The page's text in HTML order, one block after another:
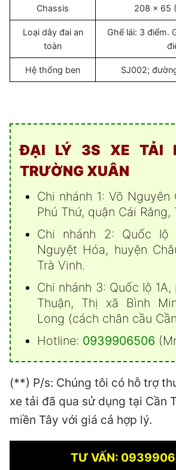
Chassis 208 x 65
Loại dây đai an
toàn
Ghế lái: 3 điểm.
Hệ thống ben SJ002;
ĐẠI LÝ 3S XE TẢI
TRƯỜNG XUÂN
Chi nhánh 1: Võ Nguyên
Phú Thứ, quận Cái Răng,
Chi nhánh 2: Quốc lộ
Nguyệt Hóa, huyện
Trà Vinh.
Chi nhánh 3: Quốc lộ
Thuận, Thị xã Bình
Long (cách chân cầu
Hotline: 0939906506
(**) P/s: Chúng tôi có hỗ trợ
xe tải đã qua sử dụng tại Cần
miền Tây với giá cả hợp lý.
TƯ VẤN: